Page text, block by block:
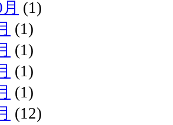
(1)
(1)
(1)
(1)
(1)
(12)